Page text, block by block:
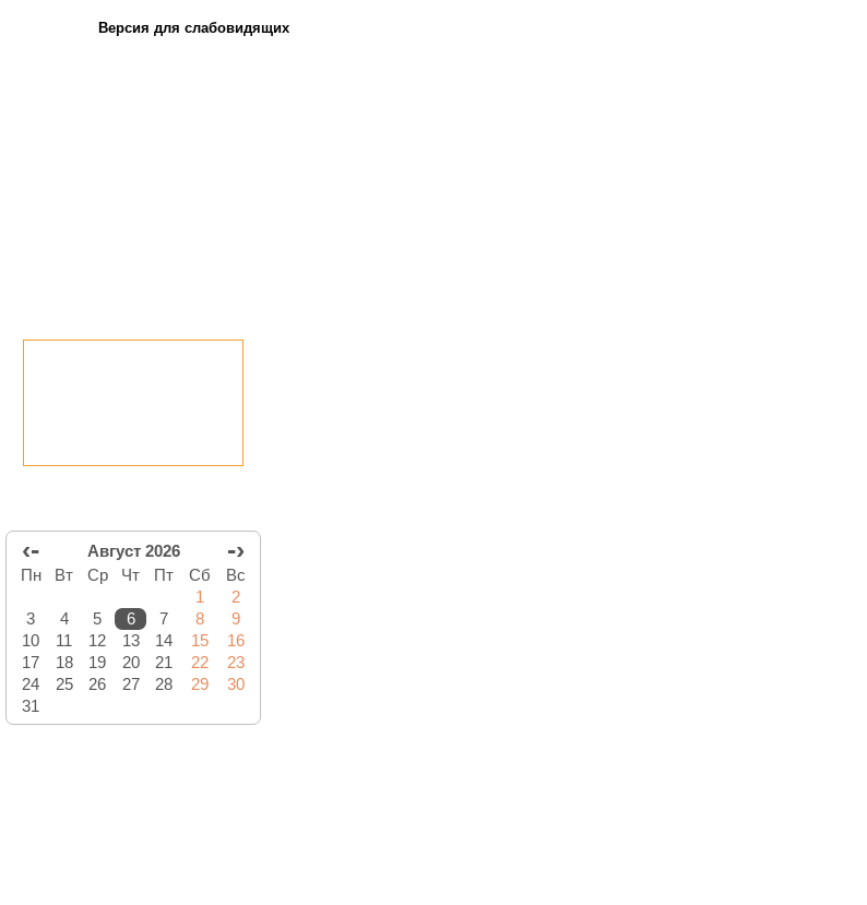
Версия для слабовидящих
‹- Август 2026 -›
Пн Вт Ср Чт Пт Сб
Вс
1
2
3
4 5 6 7 8
9
10
11 12 13 14 15
16
17
18 19 20 21 22
23
24
25 26 27 28 29
30
31